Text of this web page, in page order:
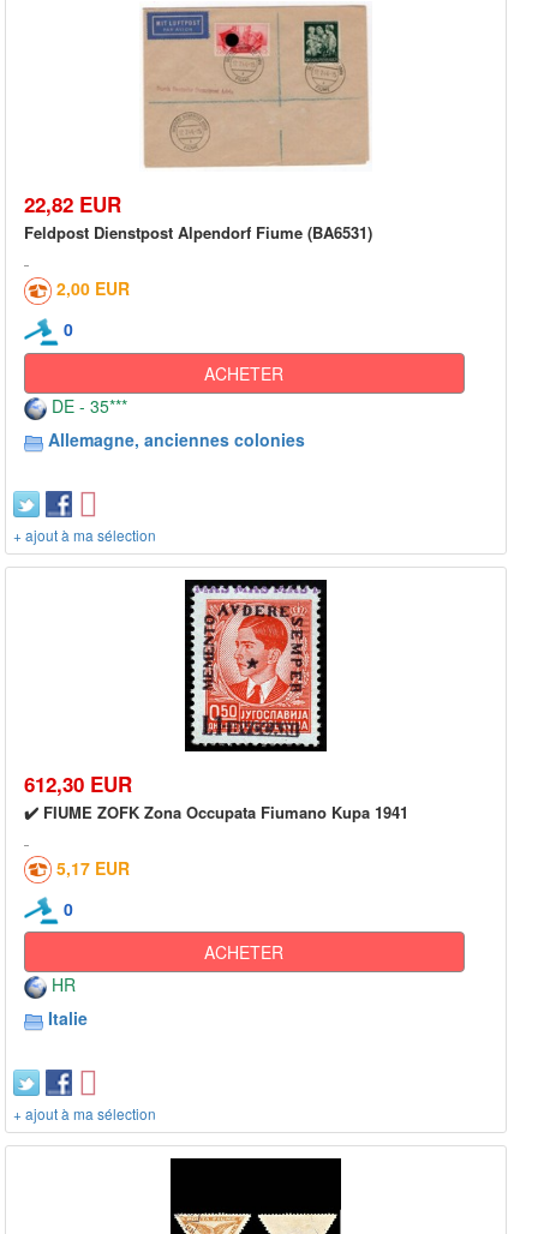
22,82 EUR
Feldpost Dienstpost Alpendorf Fiume (BA6531)
2,00 EUR
0
ACHETER
DE - 35***
Allemagne, anciennes colonies
+ ajout à ma sélection
612,30 EUR
✔️ FIUME ZOFK Zona Occupata Fiumano Kupa 1941
5,17 EUR
0
ACHETER
HR
Italie
+ ajout à ma sélection